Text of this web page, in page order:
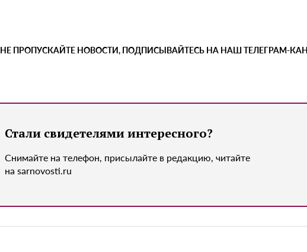
НЕ ПРОПУСКАЙТЕ НОВОСТИ, ПОДПИСЫВАЙТЕСЬ НА НАШ ТЕЛЕГРАМ-
Стали свидетелями интересного?
Снимайте на телефон, присылайте в редакцию, читайте
на sarnovosti.ru